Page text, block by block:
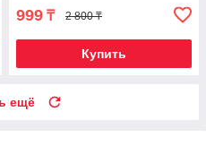
999 ₸ 2 800 ₸
Купить
ещё